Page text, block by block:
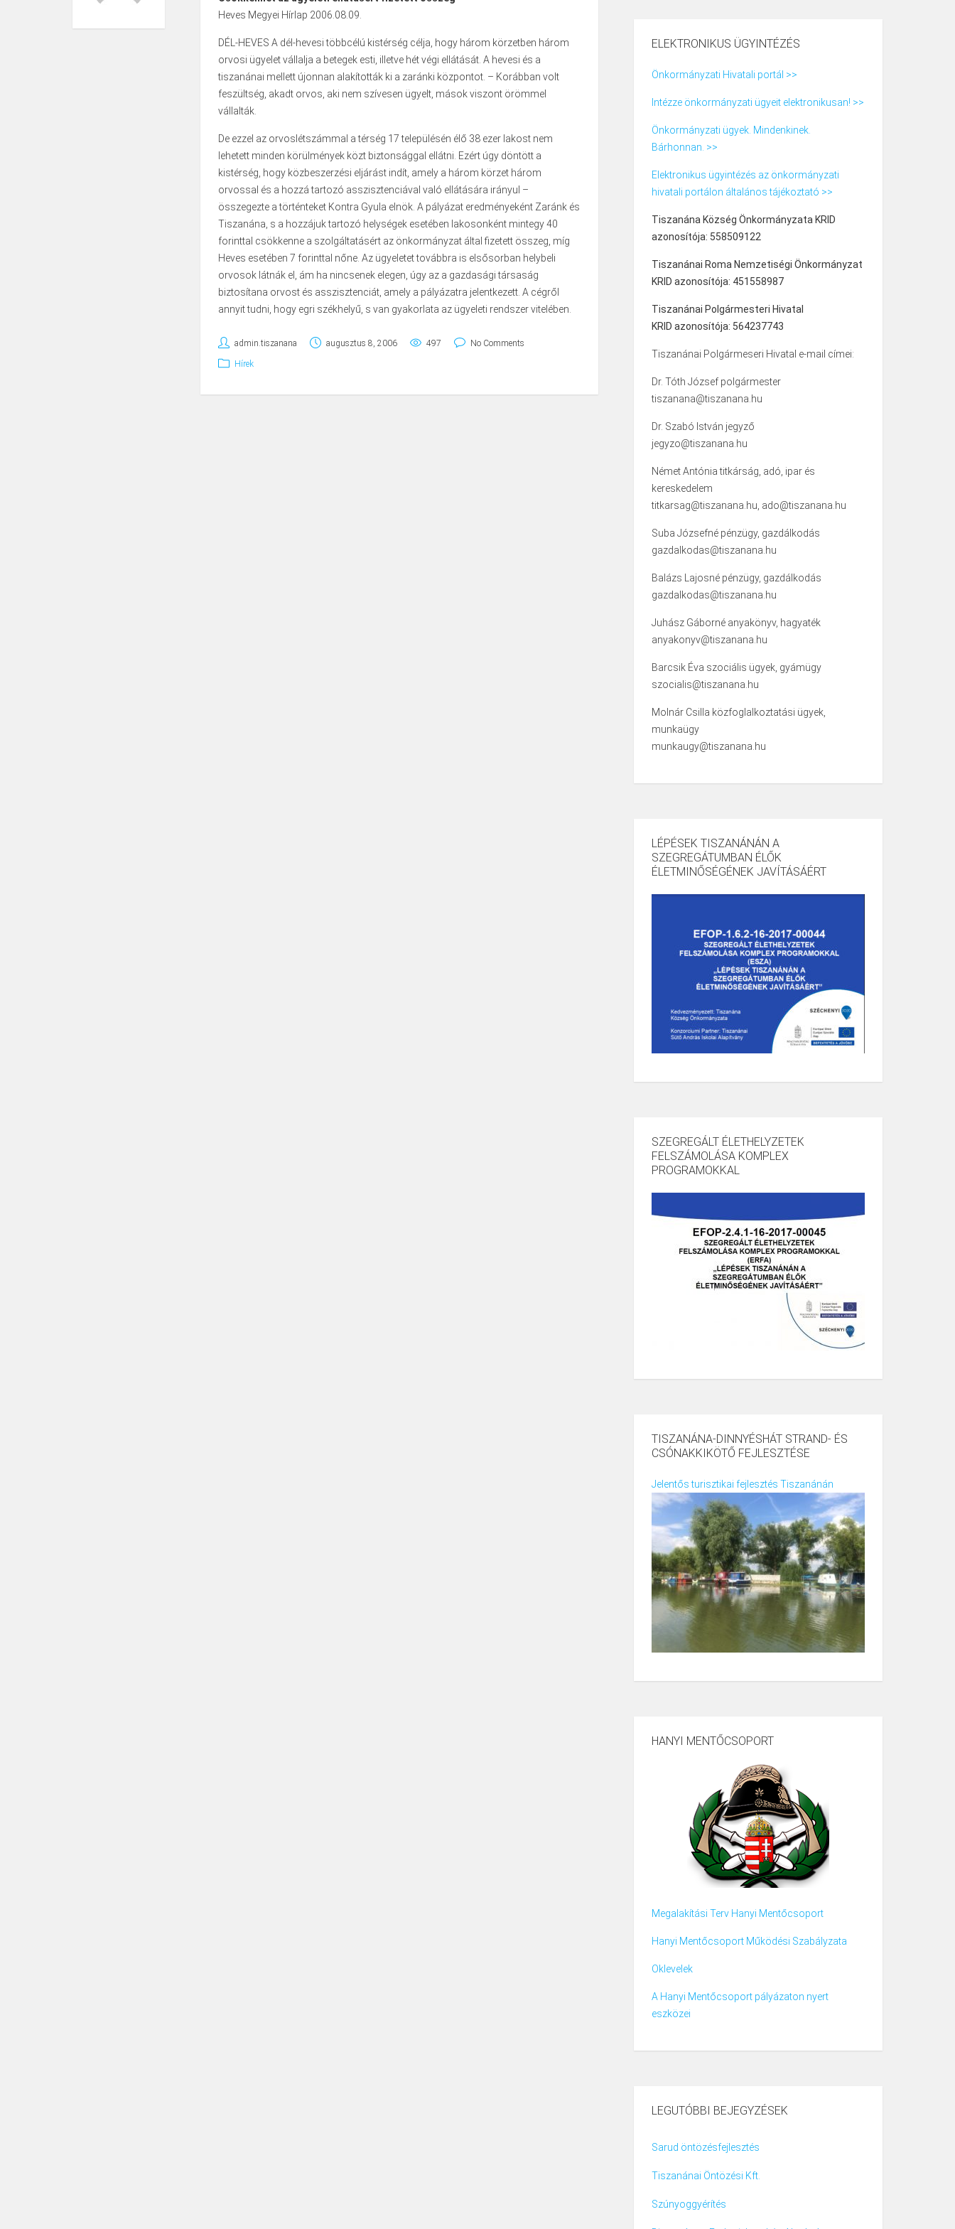
Heves Megyei Hírlap 2006.08.09.
DÉL-HEVES A dél-hevesi többcélú kistérség célja, hogy három körzetben három
orvosi ügyelet vállalja a betegek esti, illetve hét végi ellátását. A hevesi és a
tiszanánai mellett újonnan alakították ki a zaránki központot. – Korábban volt
feszültség, akadt orvos, aki nem szívesen ügyelt, mások viszont örömmel
vállalták.
De ezzel az orvoslétszámmal a térség 17 településén élő 38 ezer lakost nem
lehetett minden körülmények közt biztonsággal ellátni. Ezért úgy döntött a
kistérség, hogy közbeszerzési eljárást indít, amely a három körzet három
orvossal és a hozzá tartozó asszisztenciával való ellátására irányul –
összegezte a történteket Kontra Gyula elnök. A pályázat eredményeként Zaránk és
Tiszanána, s a hozzájuk tartozó helységek esetében lakosonként mintegy 40
forinttal csökkenne a szolgáltatásért az önkormányzat által fizetett összeg, míg
Heves esetében 7 forinttal nőne. Az ügyeletet továbbra is elsősorban helybeli
orvosok látnák el, ám ha nincsenek elegen, úgy az a gazdasági társaság
biztosítana orvost és asszisztenciát, amely a pályázatra jelentkezett. A cégről
annyit tudni, hogy egri székhelyű, s van gyakorlata az ügyeleti rendszer vitelében.
admin.tiszanana augusztus 8, 2006 497 No Comments
Hírek
ELEKTRONIKUS ÜGYINTÉZÉS
Önkormányzati Hivatali portál >>
Intézze önkormányzati ügyeit elektronikusan! >>
Önkormányzati ügyek. Mindenkinek.
Bárhonnan. >>
Elektronikus ügyintézés az önkormányzati
hivatali portálon általános tájékoztató >>
Tiszanána Község Önkormányzata KRID
azonosítója: 558509122
Tiszanánai Roma Nemzetiségi Önkormányzat
KRID azonosítója: 451558987
Tiszanánai Polgármesteri Hivatal
KRID azonosítója: 564237743
Tiszanánai Polgármeseri Hivatal e-mail címei:
Dr. Tóth József polgármester
tiszanana@tiszanana.hu
Dr. Szabó István jegyző
jegyzo@tiszanana.hu
Német Antónia titkárság, adó, ipar és
kereskedelem
titkarsag@tiszanana.hu, ado@tiszanana.hu
Suba Józsefné pénzügy, gazdálkodás
gazdalkodas@tiszanana.hu
Balázs Lajosné pénzügy, gazdálkodás
gazdalkodas@tiszanana.hu
Juhász Gáborné anyakönyv, hagyaték
anyakonyv@tiszanana.hu
Barcsik Éva szociális ügyek, gyámügy
szocialis@tiszanana.hu
Molnár Csilla közfoglalkoztatási ügyek,
munkaügy
munkaugy@tiszanana.hu
LÉPÉSEK TISZANÁNÁN A
SZEGREGÁTUMBAN ÉLŐK
ÉLETMINŐSÉGÉNEK JAVÍTÁSÁÉRT
SZEGREGÁLT ÉLETHELYZETEK
FELSZÁMOLÁSA KOMPLEX
PROGRAMOKKAL
TISZANÁNA-DINNYÉSHÁT STRAND- ÉS
CSÓNAKKIKÖTŐ FEJLESZTÉSE
Jelentős turisztikai fejlesztés Tiszanánán
HANYI MENTŐCSOPORT
Megalakítási Terv Hanyi Mentőcsoport
Hanyi Mentőcsoport Működési Szabályzata
Oklevelek
A Hanyi Mentőcsoport pályázaton nyert
eszközei
LEGUTÓBBI BEJEGYZÉSEK
Sarud öntözésfejlesztés
Tiszanánai Öntözési Kft.
Szúnyoggyérítés